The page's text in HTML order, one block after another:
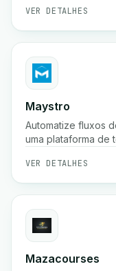
VER DETALHES
Maystro
Automatize fluxos
uma plataforma de
VER DETALHES
Mazacourses